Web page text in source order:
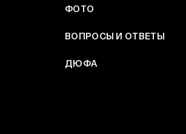
ФОТО
ВОПРОСЫ И ОТВЕТЫ
ДЮФА